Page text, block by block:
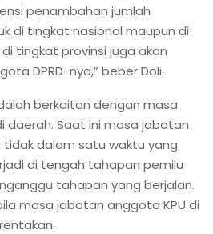
penambahan jumlah
di tingkat nasional maupun di
tingkat provinsi juga akan
DPRD-nya,” beber Doli.
berkaitan dengan masa
daerah. Saat ini masa jabatan
tidak dalam satu waktu yang
di tengah tahapan pemilu
tahapan yang berjalan.
masa jabatan anggota KPU di